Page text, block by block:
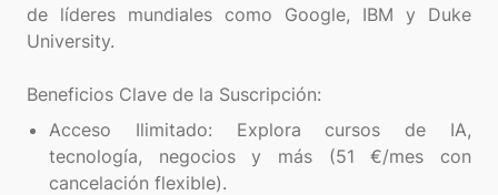
de líderes mundiales como Google, IBM y Duke
University.
Acceso Ilimitado: Explora cursos de IA,
tecnología, negocios y más (51 €/mes con
cancelación flexible).